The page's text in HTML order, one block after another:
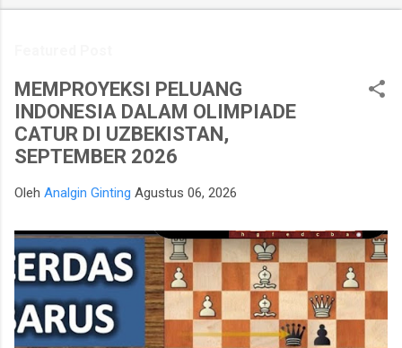
MEMPROYEKSI PELUANG
INDONESIA DALAM OLIMPIADE
CATUR DI UZBEKISTAN,
SEPTEMBER 2026
Oleh Analgin Ginting Agustus 06, 2026